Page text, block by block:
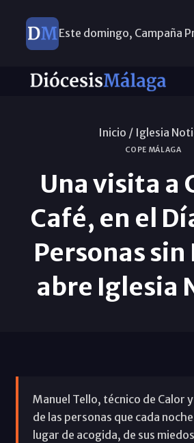
Este domingo, Campaña
Inicio / Iglesia
COPE MÁLAGA
Una visita a
Café, en el
Personas sin
abre Iglesia
Manuel Tello, técnico de Calor
de las personas que cada
lugar de acogida, de sus